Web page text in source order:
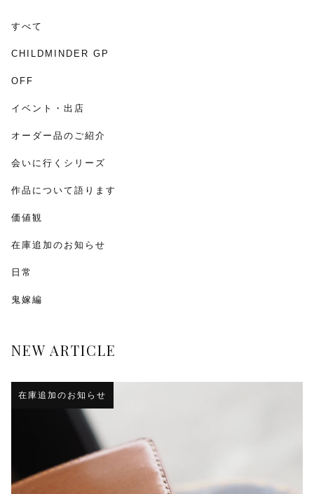
すべて
CHILDMINDER GP
OFF
イベント・出店
オーダー品のご紹介
会いに行くシリーズ
作品について語ります
価値観
在庫追加のお知らせ
日常
鬼嫁編
NEW ARTICLE
在庫追加のお知らせ